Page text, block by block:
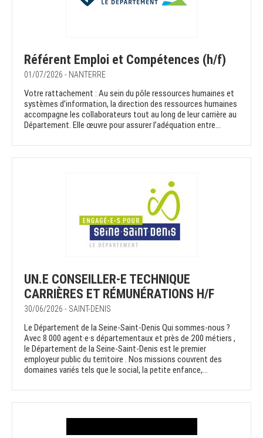
Référent Emploi et Compétences (h/f)
01/07/2026 - NANTERRE
Votre rattachement : Au sein du pôle ressources humaines et
systèmes d’information, la direction des ressources humaines
accompagne les collaborateurs tout au long de leur carrière au
Département. Elle œuvre pour assurer l’adéquation entre...
UN.E CONSEILLER-E TECHNIQUE
CARRIÈRES ET RÉMUNÉRATIONS H/F
30/06/2026 - SAINT-DENIS
Le Département de la Seine-Saint-Denis Qui sommes-nous ?
Avec 8 000 agent·e·s départementaux et près de 200 métiers ,
le Département de la Seine-Saint-Denis est le premier
employeur public du territoire . Nos missions couvrent des
domaines variés tels que le social, la petite enfance,...